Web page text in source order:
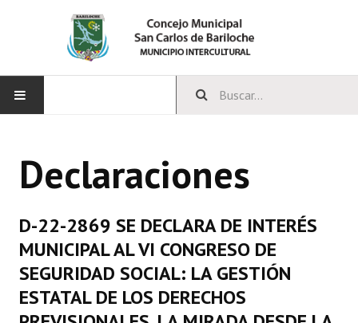
CONCEJO
Integrantes del Concejo
Comisiones Permanentes
Comisiones Especiales
Declaraciones
D-22-2869 SE DECLARA DE INTERÉS
MUNICIPAL AL VI CONGRESO DE
SEGURIDAD SOCIAL: LA GESTIÓN
ESTATAL DE LOS DERECHOS